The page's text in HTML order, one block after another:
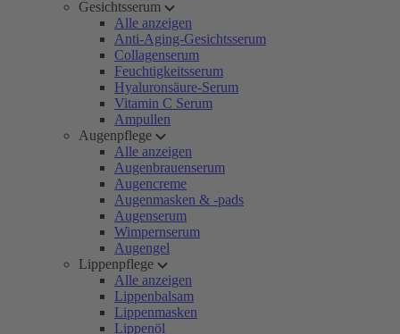
Gesichtsserum
Alle anzeigen
Anti-Aging-Gesichtsserum
Collagenserum
Feuchtigkeitsserum
Hyaluronsäure-Serum
Vitamin C Serum
Ampullen
Augenpflege
Alle anzeigen
Augenbrauenserum
Augencreme
Augenmasken & -pads
Augenserum
Wimpernserum
Augengel
Lippenpflege
Alle anzeigen
Lippenbalsam
Lippenmasken
Lippenöl